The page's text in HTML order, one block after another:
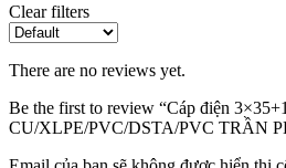
Clear filters
There are no reviews yet.
Be the first to review “Cáp điện
CU/XLPE/PVC/DSTA/PVC TRẦN